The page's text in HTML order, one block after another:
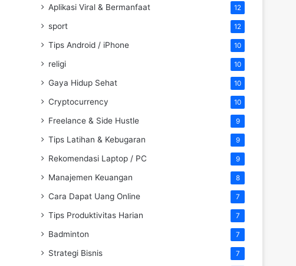
Aplikasi Viral & Bermanfaat 12
sport 12
Tips Android / iPhone 10
religi 10
Gaya Hidup Sehat 10
Cryptocurrency 10
Freelance & Side Hustle 9
Tips Latihan & Kebugaran 9
Rekomendasi Laptop / PC 9
Manajemen Keuangan 8
Cara Dapat Uang Online 7
Tips Produktivitas Harian 7
Badminton 7
Strategi Bisnis 7